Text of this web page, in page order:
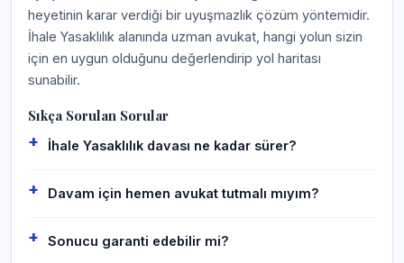
heyetinin karar verdiği bir uyuşmazlık çözüm yöntemidir.
İhale Yasaklılık alanında uzman avukat, hangi yolun sizin
için en uygun olduğunu değerlendirip yol haritası
sunabilir.
Sıkça Sorulan Sorular
İhale Yasaklılık davası ne kadar sürer?
Davam için hemen avukat tutmalı mıyım?
Sonucu garanti edebilir mi?